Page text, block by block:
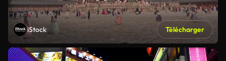
iStock Télécharger